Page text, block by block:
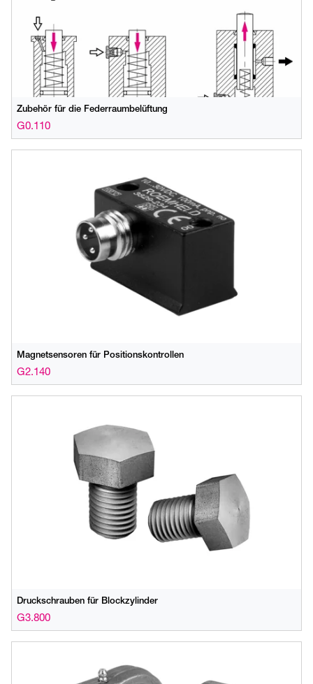
Zubehör für die Federraumbelüftung
G0.110
Magnetsensoren für Positionskontrollen
G2.140
Druckschrauben für Blockzylinder
G3.800